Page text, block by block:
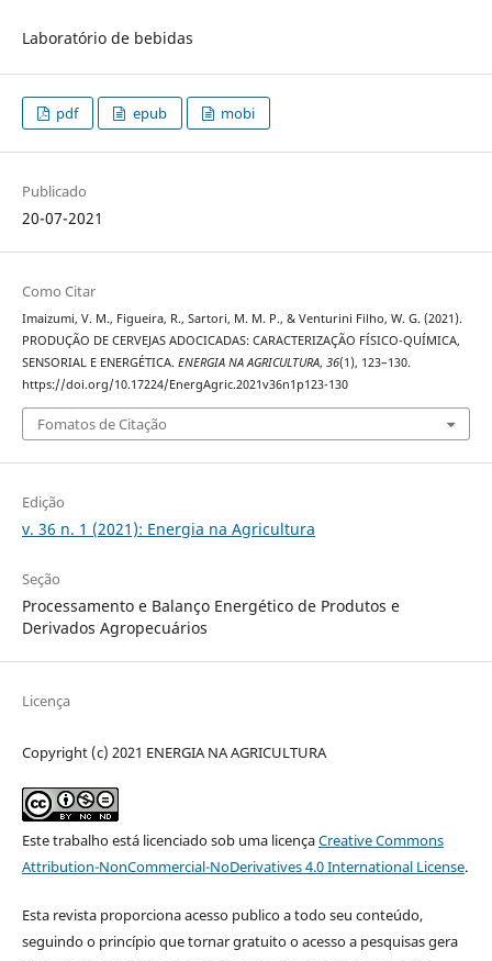
Laboratório de bebidas
pdf epub mobi
Publicado
20-07-2021
Como Citar
Imaizumi, V. M., Figueira, R., Sartori, M. M. P., & Venturini Filho, W. G. (2021).
PRODUÇÃO DE CERVEJAS ADOCICADAS: CARACTERIZAÇÃO FÍSICO-QUÍMICA,
SENSORIAL E ENERGÉTICA. ENERGIA NA AGRICULTURA, 36(1), 123–130.
https://doi.org/10.17224/EnergAgric.2021v36n1p123-130
Fomatos de Citação
Edição
v. 36 n. 1 (2021): Energia na Agricultura
Seção
Processamento e Balanço Energético de Produtos e
Derivados Agropecuários
Licença
Copyright (c) 2021 ENERGIA NA AGRICULTURA
Este trabalho está licenciado sob uma licençaCreative Commons
Attribution-NonCommercial-NoDerivatives 4.0 International License.
Esta revista proporciona acesso publico a todo seu conteúdo,
seguindo o princípio que tornar gratuito o acesso a pesquisas gera